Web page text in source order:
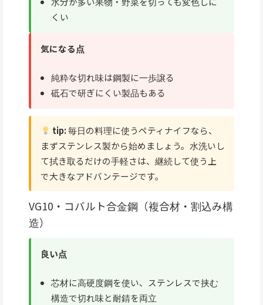
くい
気になる点
純粋な切れ味は鋼製に一歩譲る
砥石で研ぎにくい製品もある
tip:毎日の料理に使うペティナイフなら、
まずステンレス製から始めましょう。水洗いし
て拭き取るだけの手軽さは、継続して使う上
で大きなアドバンテージです。
VG10・コバルト合金鋼（複合材・割込み構
造）
良い点
芯材に高硬度鋼を使い、ステンレスで挟む
構造で切れ味と耐錆を両立